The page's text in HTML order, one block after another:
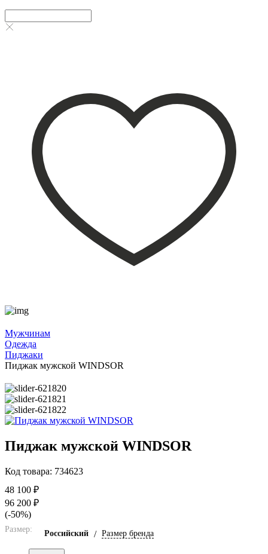
Мужчинам
Одежда
Пиджаки
Пиджак мужской WINDSOR
Пиджак мужской WINDSOR
Код товара: 734623
48 100 ₽
96 200 ₽
(-50%)
Размер: Российский / Размер бренда